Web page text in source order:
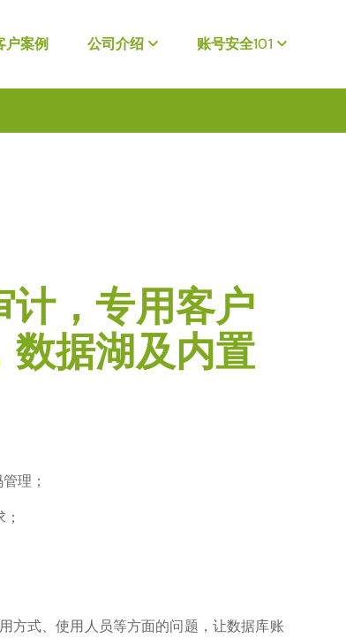
户案例 公司介绍 账号安全101
，专用客户
数据湖及内置
理；
式、使用人员等方面的问题，让数据库账